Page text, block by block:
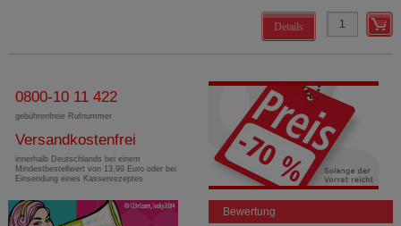
Details
0800-10 11 422
gebührenfreie Rufnummer
Versandkostenfrei
innerhalb Deutschlands bei einem
Mindestbestellwert von 13,99 Euro oder bei
Einsendung eines Kassenrezeptes
Bewertung